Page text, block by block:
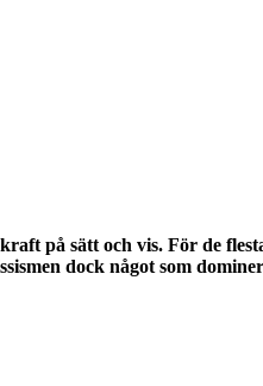
på sätt och vis. För de
dock något som